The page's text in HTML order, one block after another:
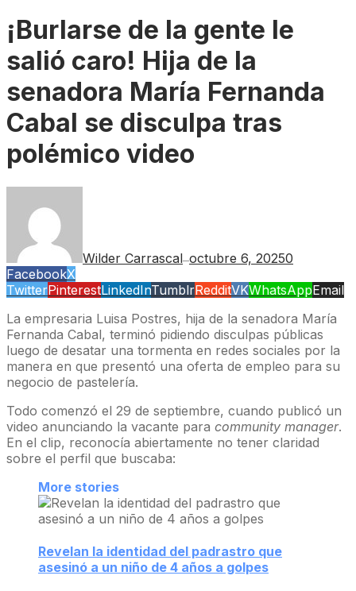
¡Burlarse de la gente le
salió caro! Hija de la
senadora María Fernanda
Cabal se disculpa tras
polémico video
Wilder Carrascal—octubre 6, 20250
FacebookX
TwitterPinterestLinkedInTumblrRedditVKWhatsAppEmail
La empresaria Luisa Postres, hija de la senadora María
Fernanda Cabal, terminó pidiendo disculpas públicas
luego de desatar una tormenta en redes sociales por la
manera en que presentó una oferta de empleo para su
negocio de pastelería.
Todo comenzó el 29 de septiembre, cuando publicó un
video anunciando la vacante para community manager.
En el clip, reconocía abiertamente no tener claridad
sobre el perfil que buscaba:
More stories
Revelan la identidad del padrastro que
asesinó a un niño de 4 años a golpes